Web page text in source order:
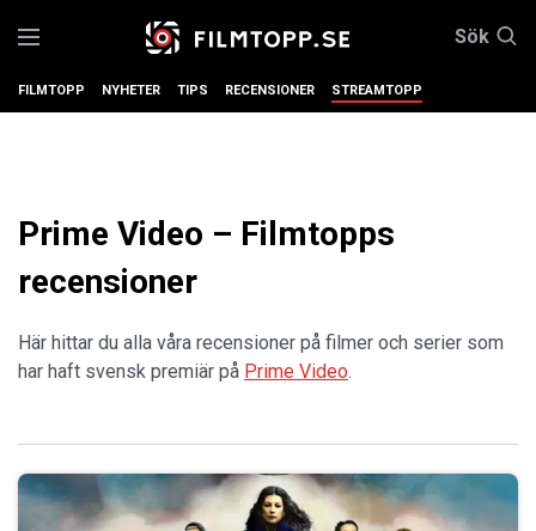
Sök
FILMTOPP NYHETER TIPS RECENSIONER STREAMTOPP
Prime Video – Filmtopps
recensioner
Här hittar du alla våra recensioner på filmer och serier som
har haft svensk premiär på Prime Video.